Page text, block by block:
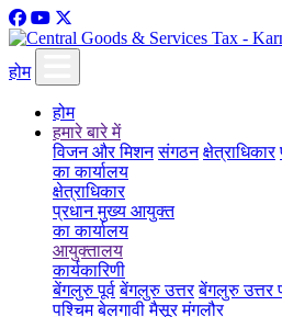
होम
होम
हमारे बारे में
विजन और मिशन संगठन क्षेत्राधिकार
का कार्यालय
क्षेत्राधिकार
प्रधान मुख्य आयुक्त
का कार्यालय
आयुक्तालय
कार्यकारिणी
बेंगलुरु पूर्व बेंगलुरु उत्तर बेंगलुरु उत्तर
पश्चिम बेलगावी मैसूर मंगलौर